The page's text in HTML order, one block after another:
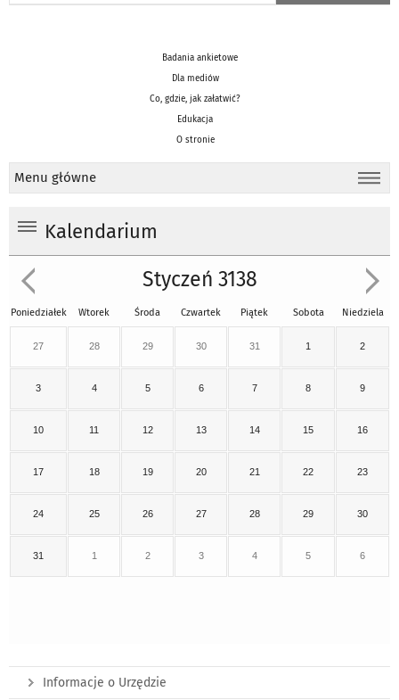
Badania ankietowe
Dla mediów
Co, gdzie, jak załatwić?
Edukacja
O stronie
Menu główne
Kalendarium
Styczeń 3138
Poniedziałek Wtorek Środa Czwartek Piątek Sobota Niedziela
27 28 29 30 31 1 2
3 4 5 6 7 8 9
10 11 12 13 14 15 16
17 18 19 20 21 22 23
24 25 26 27 28 29 30
31 1 2 3 4 5 6
Informacje o Urzędzie